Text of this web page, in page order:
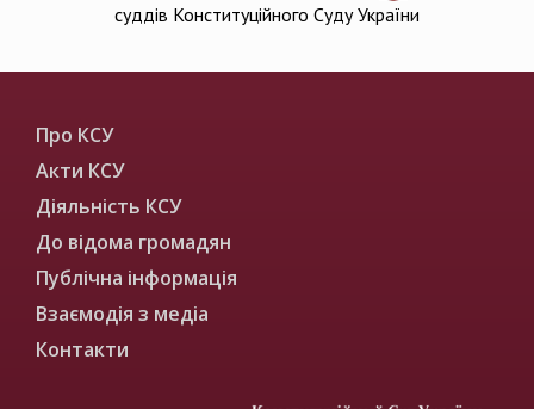
суддів Конституційного Суду України
Про КСУ
Акти КСУ
Діяльність КСУ
До відома громадян
Публічна інформація
Взаємодія з медіа
Контакти